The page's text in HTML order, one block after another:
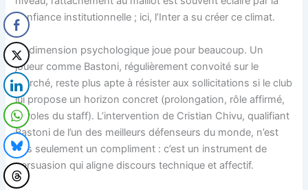
confiance institutionnelle ; ici, l’Inter a su créer ce climat.
La dimension psychologique joue pour beaucoup. Un
joueur comme Bastoni, régulièrement convoité sur le
marché, reste plus apte à résister aux sollicitations si le club
lui propose un horizon concret (prolongation, rôle affirmé,
paroles du staff). L’intervention de Cristian Chivu, qualifiant
Bastoni de l’un des meilleurs défenseurs du monde, n’est
pas seulement un compliment : c’est un instrument de
persuasion qui aligne discours technique et affectif.